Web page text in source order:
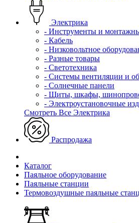
Электрика
- Инструменты и
- Кабель
- Низковольтное
- Разные товары
- Светотехника
- Системы вентиляции и
- Солнечные панели
- Щиты, шкафы,
- Электроустановочные
Смотреть Все Электрика
Распродажа
Каталог
Паяльное оборудование
Паяльные станции
Термовоздушные паяльные